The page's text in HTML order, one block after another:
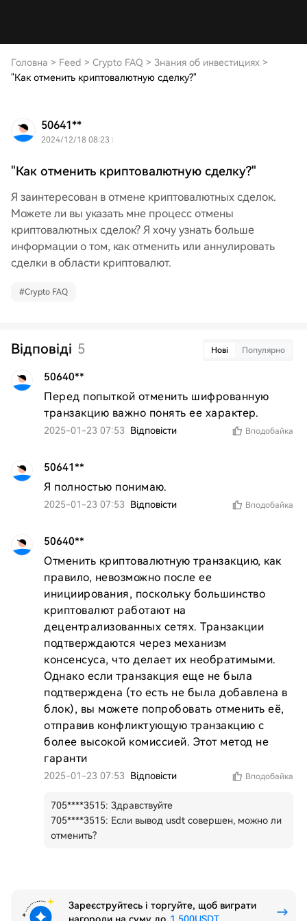
Головна > Feed > Crypto FAQ > Знания об инвестициях >
"Как отменить криптовалютную сделку?"
50641**
2024/12/18 08:23
"Как отменить криптовалютную сделку?"
Я заинтересован в отмене криптовалютных сделок.
Можете ли вы указать мне процесс отмены
криптовалютных сделок? Я хочу узнать больше
информации о том, как отменить или аннулировать
сделки в области криптовалют.
#Crypto FAQ
Відповіді 5 Нові Популярно
50640**
Перед попыткой отменить шифрованную
транзакцию важно понять ее характер.
2025-01-23 07:53 Відповісти Вподобайка
50641**
Я полностью понимаю.
2025-01-23 07:53 Відповісти Вподобайка
50640**
Отменить криптовалютную транзакцию, как
правило, невозможно после ее
инициирования, поскольку большинство
криптовалют работают на
децентрализованных сетях. Транзакции
подтверждаются через механизм
консенсуса, что делает их необратимыми.
Однако если транзакция еще не была
подтверждена (то есть не была добавлена в
блок), вы можете попробовать отменить её,
отправив конфликтующую транзакцию с
более высокой комиссией. Этот метод не
гаранти
2025-01-23 07:53 Відповісти Вподобайка
705****3515: Здравствуйте
705****3515: Если вывод usdt совершен, можно ли
отменить?
Зареєструйтесь і торгуйте, щоб виграти